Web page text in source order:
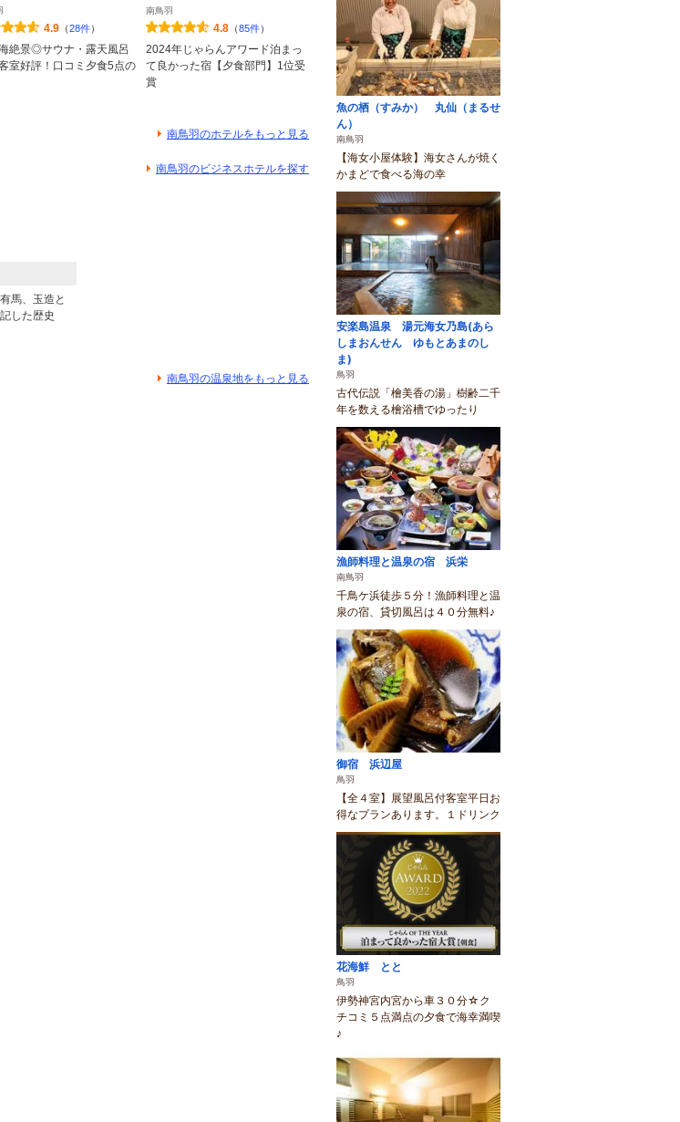
4.9 （28件）
絶景◎サウナ・露天風呂
室好評！口コミ夕食5点の
南鳥羽
4.8 （85件）
2024年じゃらんアワード泊まっ
て良かった宿【夕食部門】1位受
賞
南鳥羽のホテルをもっと見る
南鳥羽のビジネスホテルを探す
馬、玉造と
した歴史
南鳥羽の温泉地をもっと見る
魚の栖（すみか） 丸仙（まるせ
ん）
南鳥羽
【海女小屋体験】海女さんが焼く
かまどで食べる海の幸
安楽島温泉 湯元海女乃島(あら
しまおんせん ゆもとあまのし
ま)
鳥羽
古代伝説「檜美香の湯」樹齢二千
年を数える檜浴槽でゆったり
漁師料理と温泉の宿 浜栄
南鳥羽
千鳥ケ浜徒歩５分！漁師料理と温
泉の宿、貸切風呂は４０分無料♪
御宿 浜辺屋
鳥羽
【全４室】展望風呂付客室平日お
得なプランあります。１ドリンク
花海鮮 とと
鳥羽
伊勢神宮内宮から車３０分☆ク
チコミ５点満点の夕食で海幸満喫
♪